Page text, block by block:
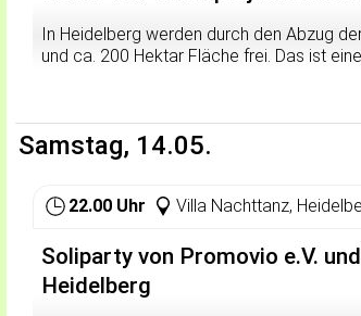
In Heidelberg werden durch den Abzug
und ca. 200 Hektar Fläche frei. Das ist
Noch ist unklar, was mit den Flächen und
ergreifen wollen, müssen wir -- die an
den Planungsprozess einzubringen.
Deshalb laden wir, ein paar Leute mit
und Vernetzung:
Überblick zu Flächen und
Samstag, 14.05.
22.00 Uhr Villa Nachttanz,
Soliparty von Promovio e.V.
Heidelberg